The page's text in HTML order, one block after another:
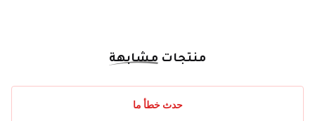
منتجات مشابهة
حدث خطأ ما